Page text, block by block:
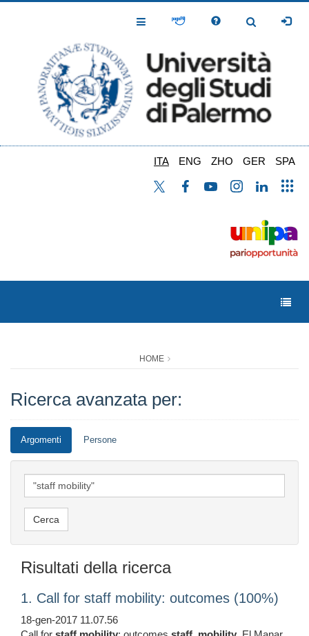
Toggle
Toggle
ITA ENG ZHO GER SPA
HOME
Ricerca avanzata per:
Argomenti Persone
Risultati della ricerca
1. Call for staff mobility: outcomes (100%)
18-gen-2017 11.07.56